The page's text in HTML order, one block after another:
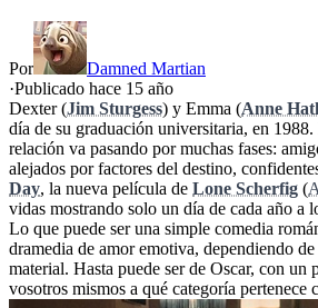
Por
Damned Martian
·Publicado hace 15 año
Dexter (Jim Sturgess) y Emma (Anne
día de su graduación universitaria, en 1988.
relación va pasando por muchas fases:
alejados por factores del destino,
Day, la nueva película de Lone Scherfig (
vidas mostrando solo un día de cada año a
Lo que puede ser una simple comedia
dramedia de amor emotiva, dependiendo
material. Hasta puede ser de Oscar, con un
vosotros mismos a qué categoría pertenece